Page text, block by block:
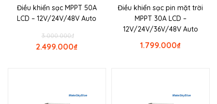
Điều khiển sạc MPPT 50A
LCD – 12V/24V/48V Auto
₫
3.000.000
₫
2.499.000
Điều khiển sạc pin mặt trời
MPPT 30A LCD –
12V/24V/36V/48V Auto
₫
1.799.000